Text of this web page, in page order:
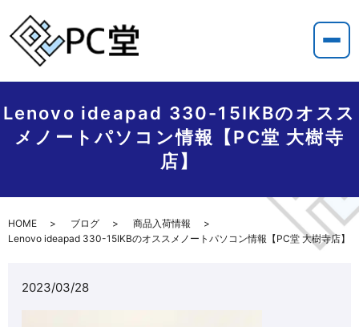
Lenovo ideapad 330-15IKBのオスス
メノートパソコン情報【PC堂 大樹寺
店】
HOME ブログ
商品入荷情報
Lenovo ideapad 330-15IKBのオススメノートパソコン情報【PC堂 大樹寺店】
2023/03/28